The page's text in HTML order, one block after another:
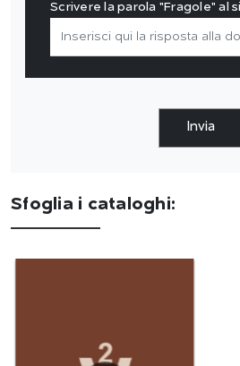
Scrivere la parola "Fragole" al
Invia
Sfoglia i cataloghi: